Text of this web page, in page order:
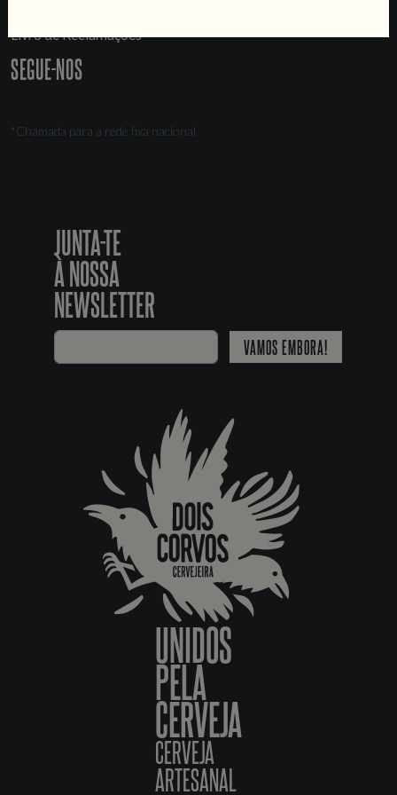
Livro de Reclamações
SEGUE-NOS
*Chamada para a rede fixa nacional
JUNTA-TE
À NOSSA
NEWSLETTER
VAMOS EMBORA!
UNIDOS
PELA
CERVEJA
CERVEJA
ARTESANAL